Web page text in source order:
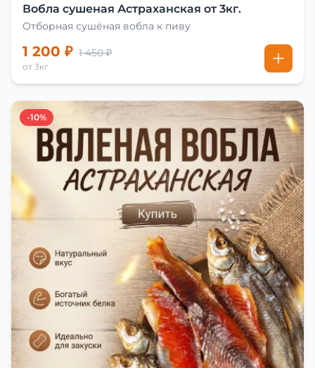
Вобла сушеная Астраханская от 3кг.
Отборная сушёная вобла к пиву
1 200 ₽ 1 450 ₽
от 3кг
-10%